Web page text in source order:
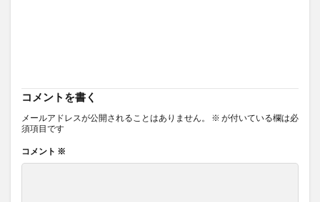
コメントを書く
メールアドレスが公開されることはありません。 ※ が付いている欄は必
須項目です
コメント ※